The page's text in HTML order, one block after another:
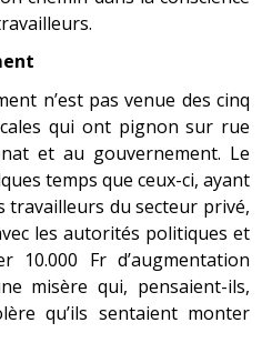
n’est pas venue des cinq
qui ont pignon sur rue
et au gouvernement. Le
temps que ceux-ci, ayant
travailleurs du secteur privé,
les autorités politiques et
Fr d’augmentation
misère qui, pensaient-ils,
qu’ils sentaient monter